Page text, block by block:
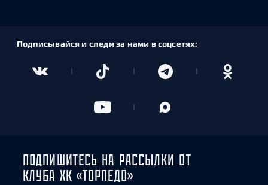
Подписывайся и следи за нами в соцсетях:
ПОДПИШИТЕСЬ НА РАССЫЛКИ ОТ
КЛУБА ХК «ТОРПЕДО»